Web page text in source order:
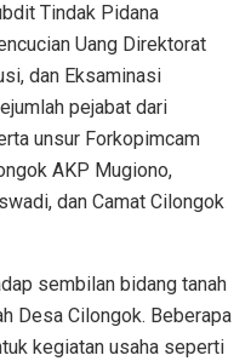
Tindak Pidana
Uang Direktorat
dan Eksaminasi
pejabat dari
unsur Forkopimcam
AKP Mugiono,
dan Camat Cilongok
sembilan bidang tanah
Desa Cilongok. Beberapa
kegiatan usaha seperti